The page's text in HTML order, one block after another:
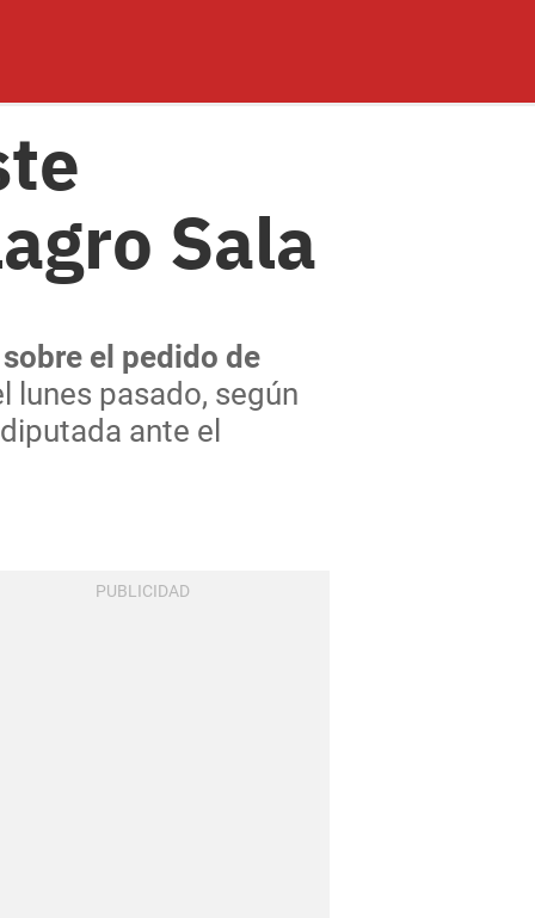
Sala
el pedido de
lunes pasado, según
ante el